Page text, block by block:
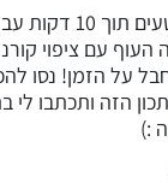
עוף חמוץ מתוק
לחזה העוף עם ציפוי
על הזמן! נסו
הזה ותכתבו לי
:)